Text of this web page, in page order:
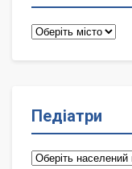
Терапевти
Педіатри
Педіатри